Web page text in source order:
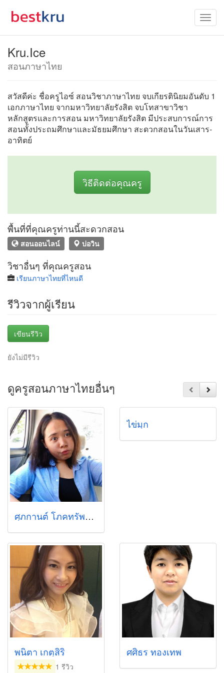
Kru.Ice
สอนภาษาไทย
สวัสดีค่ะ ชื่อครูไอซ์ สอนวิชาภาษาไทย จบเกียรตินิยมอันดับ 1
เอกภาษาไทย จากมหาวิทยาลัยรังสิต จบโทสาขาวิชา
หลักสูตรและการสอน มหาวิทยาลัยรังสิต มีประสบการณ์การ
สอนทั้งประถมศึกษาและมัธยมศึกษา สะดวกสอนในวันเสาร-
อาทิตย์
วิธีติดต่อคุณครู
พื้นที่ที่คุณครูท่านนี้สะดวกสอน
สอนออนไลน์ บ่อวิน
วิชาอื่นๆ ที่คุณครูสอน
เรียนภาษาไทยที่ไหนดี
รีวิวจากผู้เรียน
เขียนรีวิว
ยังไม่มีรีวิว
ดูครูสอนภาษาไทยอื่นๆ
ศุภกานต์ โภคทรัพย์ (แก้มใส)
ไข่มุก
พนิตา เกตุสิริ
1 รีวิว
ศศิธร ทองเทพ